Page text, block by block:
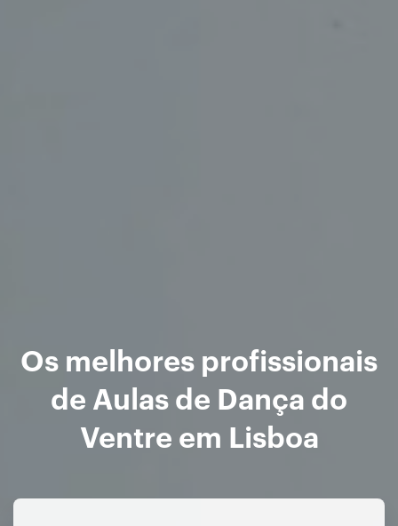
Os melhores profissionais
de Aulas de Dança do
Ventre em Lisboa